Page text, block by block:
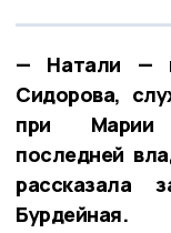
— Натали —
Сидорова,
при Марии
последней
рассказала
Бурдейная.